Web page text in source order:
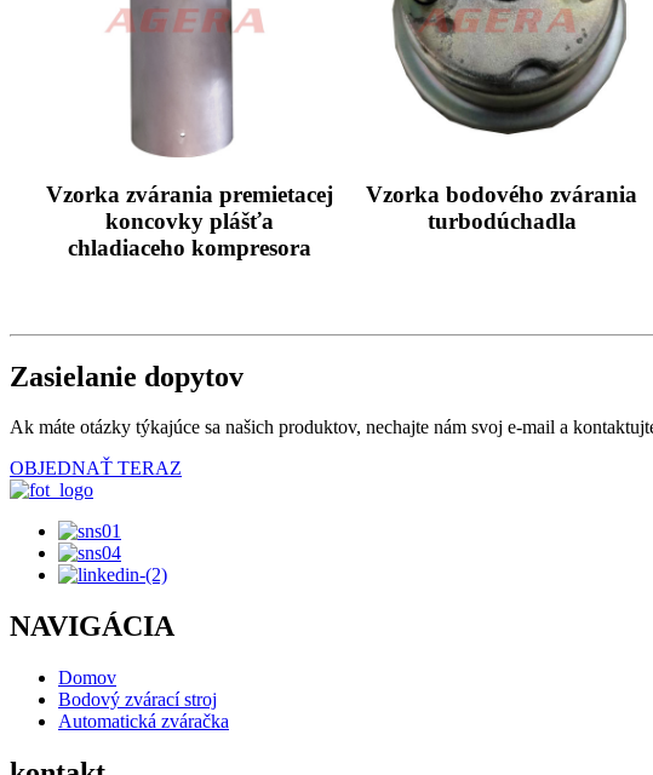
Vzorka zvárania premietacej
koncovky plášťa
chladiaceho kompresora
Vzorka bodového zvárania
turbodúchadla
Zasielanie dopytov
Ak máte otázky týkajúce sa našich produktov, nechajte nám svoj e-mail a
OBJEDNAŤ TERAZ
NAVIGÁCIA
Domov
Bodový zvárací stroj
Automatická zváračka